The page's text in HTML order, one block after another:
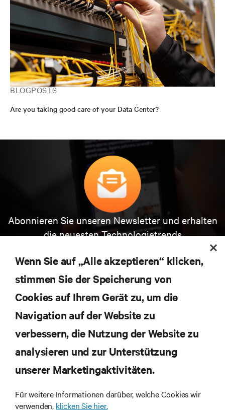
BLOGPOSTS
Are you taking good care of your Data Center?
Abonnieren Sie unseren Newsletter und erhalten
die neuesten Technologietrends
Themen der Branche, mit aktuellen Diskussionen
und Einblicken von Experten in das
Rechenzentrums- und Infrastrukturmanagement.
JETZT ANMELDEN
RESSOURCEN
SUPPORT
UNTERNEHMEN
Wenn Sie auf „Alle akzeptieren“ klicken,
stimmen Sie der Speicherung von
Cookies auf Ihrem Gerät zu, um die
Navigation auf der Website zu
verbessern, die Nutzung der Website zu
analysieren und zur Unterstützung
unserer Marketingaktivitäten.
Für weitere Informationen darüber, welche Cookies wir
verwenden, klicken Sie hier.